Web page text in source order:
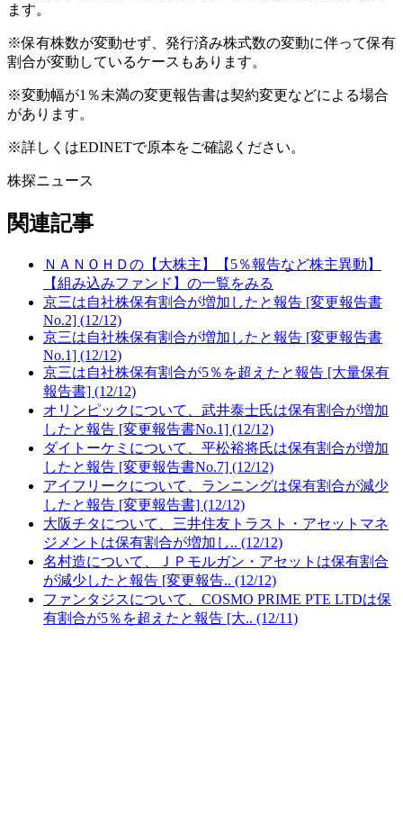
ます。
※保有株数が変動せず、発行済み株式数の変動に伴って保有
割合が変動しているケースもあります。
※変動幅が1％未満の変更報告書は契約変更などによる場合
があります。
※詳しくはEDINETで原本をご確認ください。
株探ニュース
関連記事
ＮＡＮＯＨＤの【大株主】【5％報告など株主異動】
【組み込みファンド】の一覧をみる
京三は自社株保有割合が増加したと報告 [変更報告書
No.2] (12/12)
京三は自社株保有割合が増加したと報告 [変更報告書
No.1] (12/12)
京三は自社株保有割合が5％を超えたと報告 [大量保有
報告書] (12/12)
オリンピックについて、武井泰士氏は保有割合が増加
したと報告 [変更報告書No.1] (12/12)
ダイトーケミについて、平松裕将氏は保有割合が増加
したと報告 [変更報告書No.7] (12/12)
アイフリークについて、ランニングは保有割合が減少
したと報告 [変更報告書] (12/12)
大阪チタについて、三井住友トラスト・アセットマネ
ジメントは保有割合が増加し.. (12/12)
名村造について、ＪＰモルガン・アセットは保有割合
が減少したと報告 [変更報告.. (12/12)
ファンタジスについて、COSMO PRIME PTE LTDは保
有割合が5％を超えたと報告 [大.. (12/11)